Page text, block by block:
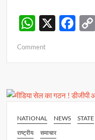
W
h
at
A
p
p
X
F
o
o
k
Commenton
मे
दर्जन
लोग
NATIONAL NEWS STATE
राष्ट्रीय
समाचार